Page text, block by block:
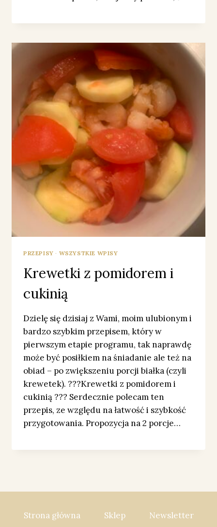
PRZEPISY · WSZYSTKIE WPISY
Krewetki z pomidorem i
cukinią
Dzielę się dzisiaj z Wami, moim ulubionym i
bardzo szybkim przepisem, który w
pierwszym etapie programu, tak naprawdę
może być posiłkiem na śniadanie ale też na
obiad – po zwiększeniu porcji białka (czyli
krewetek). ???Krewetki z pomidorem i
cukinią ??? Serdecznie polecam ten
przepis, ze względu na łatwość i szybkość
przygotowania. Propozycja na 2 porcje…
Strona główna Sklep Newsletter